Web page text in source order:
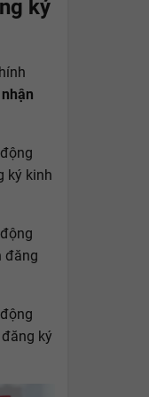
ký
ký kinh
đăng
ký